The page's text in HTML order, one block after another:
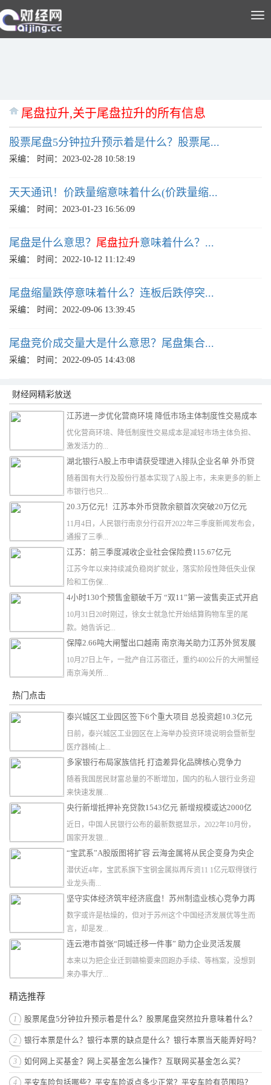
尾盘拉升,关于尾盘拉升的所有信息
股票尾盘5分钟拉升预示着是什么？股票尾...
采编： 时间：2023-02-28 10:58:19
天天通讯！价跌量缩意味着什么(价跌量缩...
采编： 时间：2023-01-23 16:56:09
尾盘是什么意思？ 尾盘拉升意味着什么？...
采编： 时间：2022-10-12 11:12:49
尾盘缩量跌停意味着什么？连板后跌停突...
采编： 时间：2022-09-06 13:39:45
尾盘竞价成交量大是什么意思？尾盘集合...
采编： 时间：2022-09-05 14:43:08
财经网精彩放送
江苏进一步优化营商环境 降低市场主体制度性交易成本
优化营商环境、降低制度性交易成本是减轻市场主体负担、
激发活力的...
湖北银行A股上市申请获受理进入排队企业名单 外币贷
款总额排名第三
随着国有大行及股份行基本实现了A股上市，未来更多的新上
市银行也只...
20.3万亿元！江苏本外币贷款余额首次突破20万亿元
11月4日，人民银行南京分行召开2022年三季度新闻发布会，
通报了三季...
江苏：前三季度减收企业社会保险费115.67亿元
江苏今年以来持续减负稳岗扩就业，落实阶段性降低失业保
险和工伤保...
4小时130个预售金额破千万 “双11”第一波售卖正式开启
10月31日20时刚过，徐女士就急忙开始结算购物车里的尾
款。她告诉记...
保障2.66吨大闸蟹出口越南 南京海关助力江苏外贸发展
10月27日上午，一批产自江苏宿迁，重约400公斤的大闸蟹经
南京海关所...
热门点击
泰兴城区工业园区签下6个重大项目 总投资超10.3亿元
日前，泰兴城区工业园区在上海举办投资环境说明会暨新型
医疗器械(上...
多家银行布局家族信托 打造差异化品牌核心竞争力
随着我国居民财富总量的不断增加，国内的私人银行业务迎
来快速发展...
央行新增抵押补充贷款1543亿元 新增规模或达2000亿
近日，中国人民银行公布的最新数据显示，2022年10月份，
国家开发银...
“宝武系”A股版图将扩容 云海金属将从民企变身为央企
潜伏近4年，宝武系旗下宝钢金属拟再斥资11 1亿元取得镁行
业龙头南...
坚守实体经济筑牢经济底盘！苏州制造业核心竞争力再
跃升
数字或许是枯燥的，但对于苏州这个中国经济发展优等生而
言，却是发...
连云港市首张“同城迁移一件事” 助力企业灵活发展
本来以为把企业迁到赣榆要来回跑办手续、等档案，没想到
来办事大厅...
精选推荐
1 股票尾盘5分钟拉升预示着是什么？股票尾盘突然拉升意味着什么？
2 银行本票是什么？银行本票的缺点是什么？银行本票当天能弄好吗？
3 如何网上买基金？网上买基金怎么操作？互联网买基金怎么买？
4 平安车险包括哪些？平安车险返点多少正常？平安车险有范围吗？